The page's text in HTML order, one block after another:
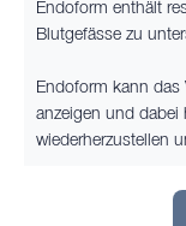
Endoform enthält
Blutgefässe zu
Endoform kann das
anzeigen und dabei
wiederherzustellen